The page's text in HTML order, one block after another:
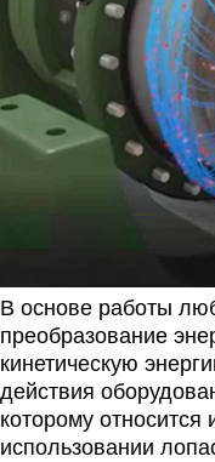
В основе работы
преобразование
кинетическую
действия
которому относится
использовании